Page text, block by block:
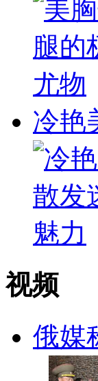
冷艳
视频
俄媒